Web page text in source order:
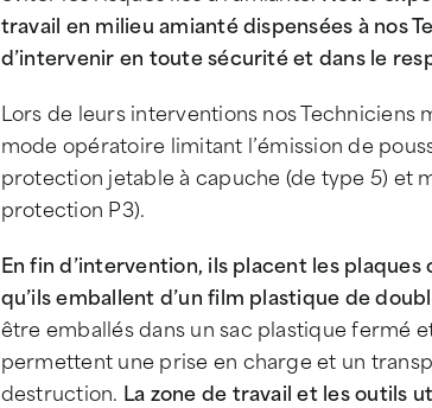
travail en milieu amianté dispensées à nos
d’intervenir en toute sécurité et dans le
Lors de leurs interventions nos
mode opératoire limitant l’émission de
protection jetable à capuche (de type 5) et
protection P3).
En fin d’intervention, ils placent les
qu’ils emballent d’un film plastique de
être emballés dans un sac plastique fermé
permettent une prise en charge et un
destruction. La zone de travail et les outils